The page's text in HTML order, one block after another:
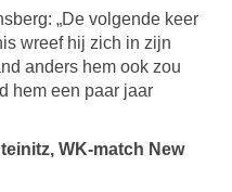
„De volgende keer
wreef hij zich in zijn
anders hem ook zou
hem een paar jaar
WK-match New